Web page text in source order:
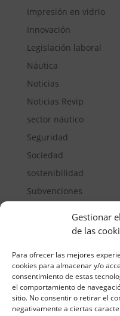
Gestionar
de las
Para ofrecer las mejores
cookies para almacenar y/o
consentimiento de estas
el comportamiento de
sitio. No consentir o retirar el
negativamente a ciertas
Impresión en vidrio
Innovación
Legislación laboral
Náutica
Noticias
Noticias Revip
sector náutico
Seguridad
Sociedad
sostenibilidad
Subvenciones